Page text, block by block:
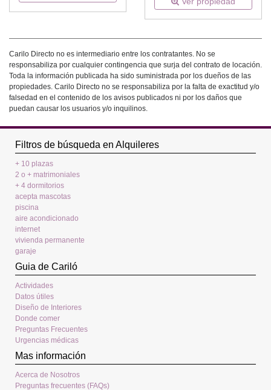
Carilo Directo no es intermediario entre los contratantes. No se
responsabiliza por cualquier contingencia que surja del contrato de locación.
Toda la información publicada ha sido suministrada por los dueños de las
propiedades. Carilo Directo no se responsabiliza por la falta de exactitud y/o
falsedad en el contenido de los avisos publicados ni por los daños que
puedan causar los usuarios y/o inquilinos.
Filtros de búsqueda en Alquileres
+ 10 plazas
2 o + matrimoniales
+ 4 dormitorios
acepta mascotas
piscina
aire acondicionado
internet
vivienda permanente
garaje
Guia de Cariló
Actividades
Datos útiles
Diseño de Interiores
Donde comer
Preguntas Frecuentes
Urgencias médicas
Mas información
Acerca de Nosotros
Preguntas frecuentes (FAQs)